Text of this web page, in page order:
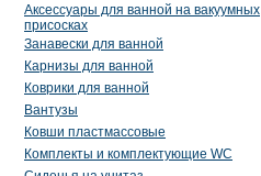
Аксессуары для ванной на вакуумных
присосках
Занавески для ванной
Карнизы для ванной
Коврики для ванной
Вантузы
Ковши пластмассовые
Комплекты и комплектующие WC